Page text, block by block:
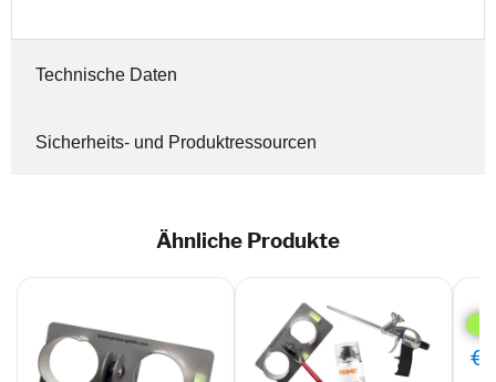
Technische Daten
Sicherheits- und Produktressourcen
Ähnliche Produkte
850
Plus